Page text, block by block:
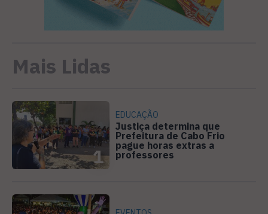
Mais Lidas
1
EDUCAÇÃO
Justiça determina que
Prefeitura de Cabo Frio
pague horas extras a
professores